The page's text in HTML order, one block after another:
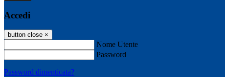
Accedi
button close ×
Nome Utente
Password
Password dimenticata?